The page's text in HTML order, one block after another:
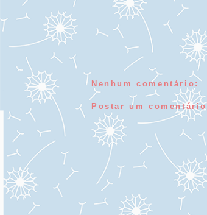
Nenhum comentário:
Postar um comentário